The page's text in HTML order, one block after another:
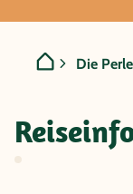
Die